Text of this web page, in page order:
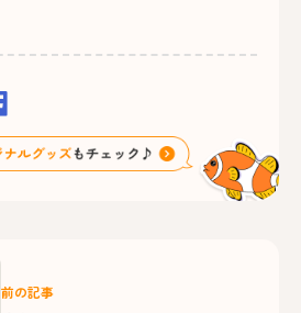
前の記事